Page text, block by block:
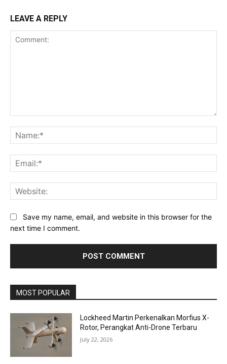
LEAVE A REPLY
Save my name, email, and website in this browser for the
next time I comment.
MOST POPULAR
Lockheed Martin Perkenalkan Morfius X-
Rotor, Perangkat Anti-Drone Terbaru
July 22, 2026